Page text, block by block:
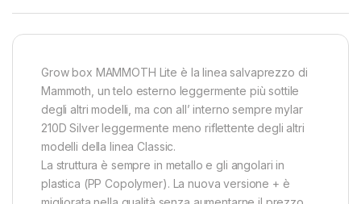
Grow box MAMMOTH Lite è la linea salvaprezzo di
Mammoth, un telo esterno leggermente più sottile
degli altri modelli, ma con all’ interno sempre mylar
210D Silver leggermente meno riflettente degli altri
modelli della linea Classic.
La struttura è sempre in metallo e gli angolari in
plastica (PP Copolymer). La nuova versione + è